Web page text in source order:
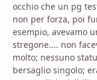
occhio che un pg
non per forza, poi
esempio, avevamo
stregone.... non
molto; nessuno
bersaglio singolo;